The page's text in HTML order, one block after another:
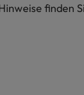
finden